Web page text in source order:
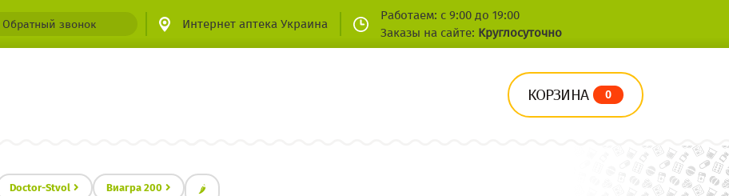
Обратный звонок Интернет аптека Украина
Работаем: с 9:00 до 19:00
Заказы на сайте: Круглосуточно
КОРЗИНА 0
Doctor-Stvol Виагра 200 🌶